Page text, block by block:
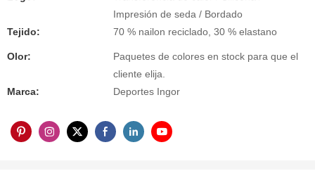
Impresión de seda / Bordado
Tejido:
70 % nailon reciclado, 30 % elastano
Olor:
Paquetes de colores en stock para que el
cliente elija.
Marca:
Deportes Ingor